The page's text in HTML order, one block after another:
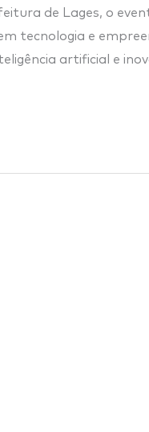
de Lages, o
tecnologia e
artificial e